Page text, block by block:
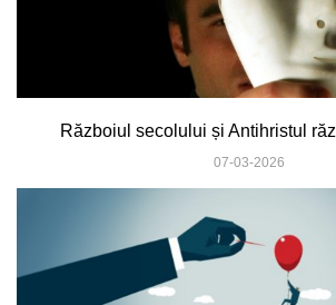
Războiul secolului și Antihristul
07-03-2026